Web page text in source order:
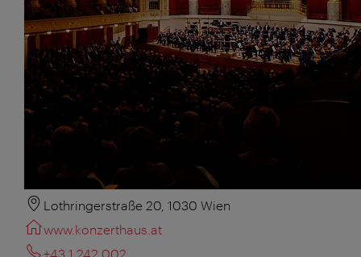
Lothringerstraße 20, 1030 Wien
www.konzerthaus.at
+43 1 242 002